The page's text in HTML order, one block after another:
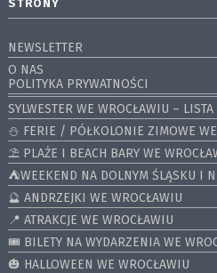
STRONY
NEWSLETTER
O NAS
POLITYKA PRYWATNOŚCI
SYLWESTER WE WROCŁAWIU –
⛄️ FERIE / PÓŁKOLONIE ZIMOWE
⛱️ PLAŻE I BEACH BARY WE
⛺️WEEKEND NA DOLNYM ŚLĄSKU I
🔮 ANDRZEJKI WE WROCŁAWIU
📍 ATRAKCJE WE WROCŁAWIU
🎟️ BILETY NA WYDARZENIA WE
🎃 HALLOWEEN WE WROCŁAWIU